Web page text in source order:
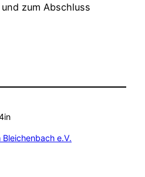
zum Abschluss
in
e.V.